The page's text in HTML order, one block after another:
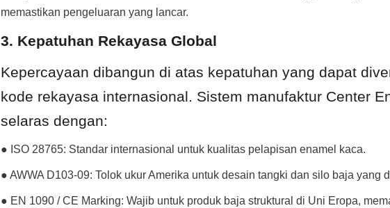
memastikan pengeluaran yang lancar.
3. Kepatuhan Rekayasa Global
Kepercayaan dibangun di atas kepatuhan yang dapat
kode rekayasa internasional. Sistem manufaktur Center
selaras dengan:
● ISO 28765: Standar internasional untuk kualitas pelapisan enamel kaca.
● AWWA D103-09: Tolok ukur Amerika untuk desain tangki dan silo baja yang
● EN 1090 / CE Marking: Wajib untuk produk baja struktural di Uni Eropa,